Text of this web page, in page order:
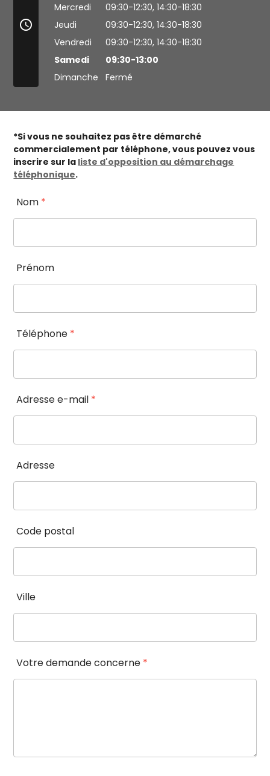
access_time
Mercredi
09:30-12:30,14:30-18:30
Jeudi
09:30-12:30,14:30-18:30
Vendredi
09:30-12:30,14:30-18:30
Samedi
09:30-13:00
Dimanche
Fermé
*Si vous ne souhaitez pas être démarché
commercialement par téléphone, vous pouvez vous
inscrire sur la liste d'opposition au démarchage
téléphonique.
Nom *
Prénom
Téléphone *
Adresse e-mail *
Adresse
Code postal
Ville
Votre demande concerne *